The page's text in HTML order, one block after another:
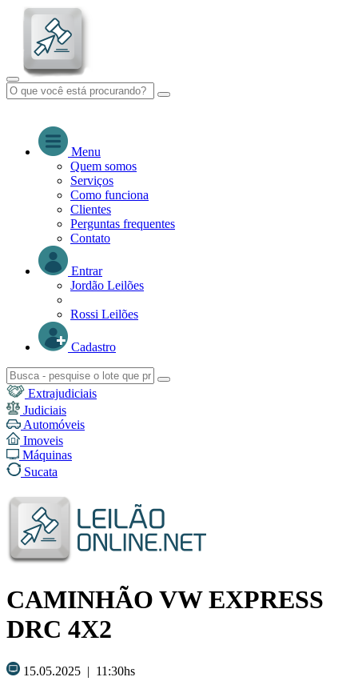
Menu
Quem somos
Serviços
Como funciona
Clientes
Perguntas frequentes
Contato
Entrar
Jordão Leilões
Rossi Leilões
Cadastro
Extrajudiciais
Judiciais
Automóveis
Imoveis
Máquinas
Sucata
CAMINHÃO VW EXPRESS
DRC 4X2
15.05.2025 | 11:30hs